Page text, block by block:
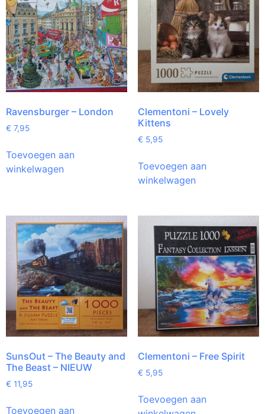
Ravensburger – London
€ 7,95
Toevoegen aan
winkelwagen
Clementoni – Lovely
Kittens
€ 5,95
Toevoegen aan
winkelwagen
SunsOut – The Beauty and
The Beast – NIEUW
€ 11,95
Toevoegen aan
Clementoni – Free Spirit
€ 5,95
Toevoegen aan